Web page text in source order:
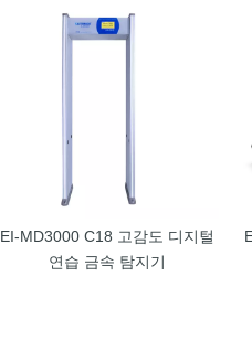
EI-MD3000 C18 고감도 디지털
연습 금속 탐지기